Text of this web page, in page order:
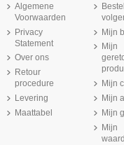
Beeren Heren mouwloos shirt
6Pack Navy
€ 77,99
Beeren Heren mouwloos
Comfort Feeling Zwart
Beeren Heren slip met gulp
2Pack Zwart
Beeren Dames hemd
Feeling Zwart
Algemene
Voorwaarden
Privacy
Statement
Over ons
Retour
procedure
Levering
Maattabel
Mijn
Mijn
Mijn
Mijn
Mijn
Mijn